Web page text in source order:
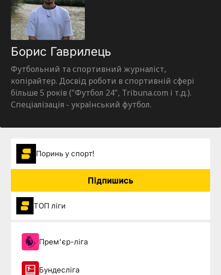
Борис Гаврилець
Футбольний та спортивний журналіст,
копірайтер. Досвід роботи в спортивній сфері
більше 5 років ("Футбол 24", Tribuna.com і т.д.).
Спеціалізація - український футбол.
Поринь у спорт!
Підпишись
ТОП ліги
Прем'єр-ліга
Бундесліга